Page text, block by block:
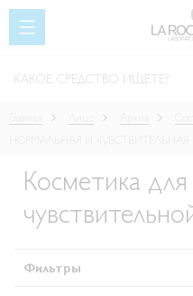
SKIP TO CONTENT
Косметика
Фильтры